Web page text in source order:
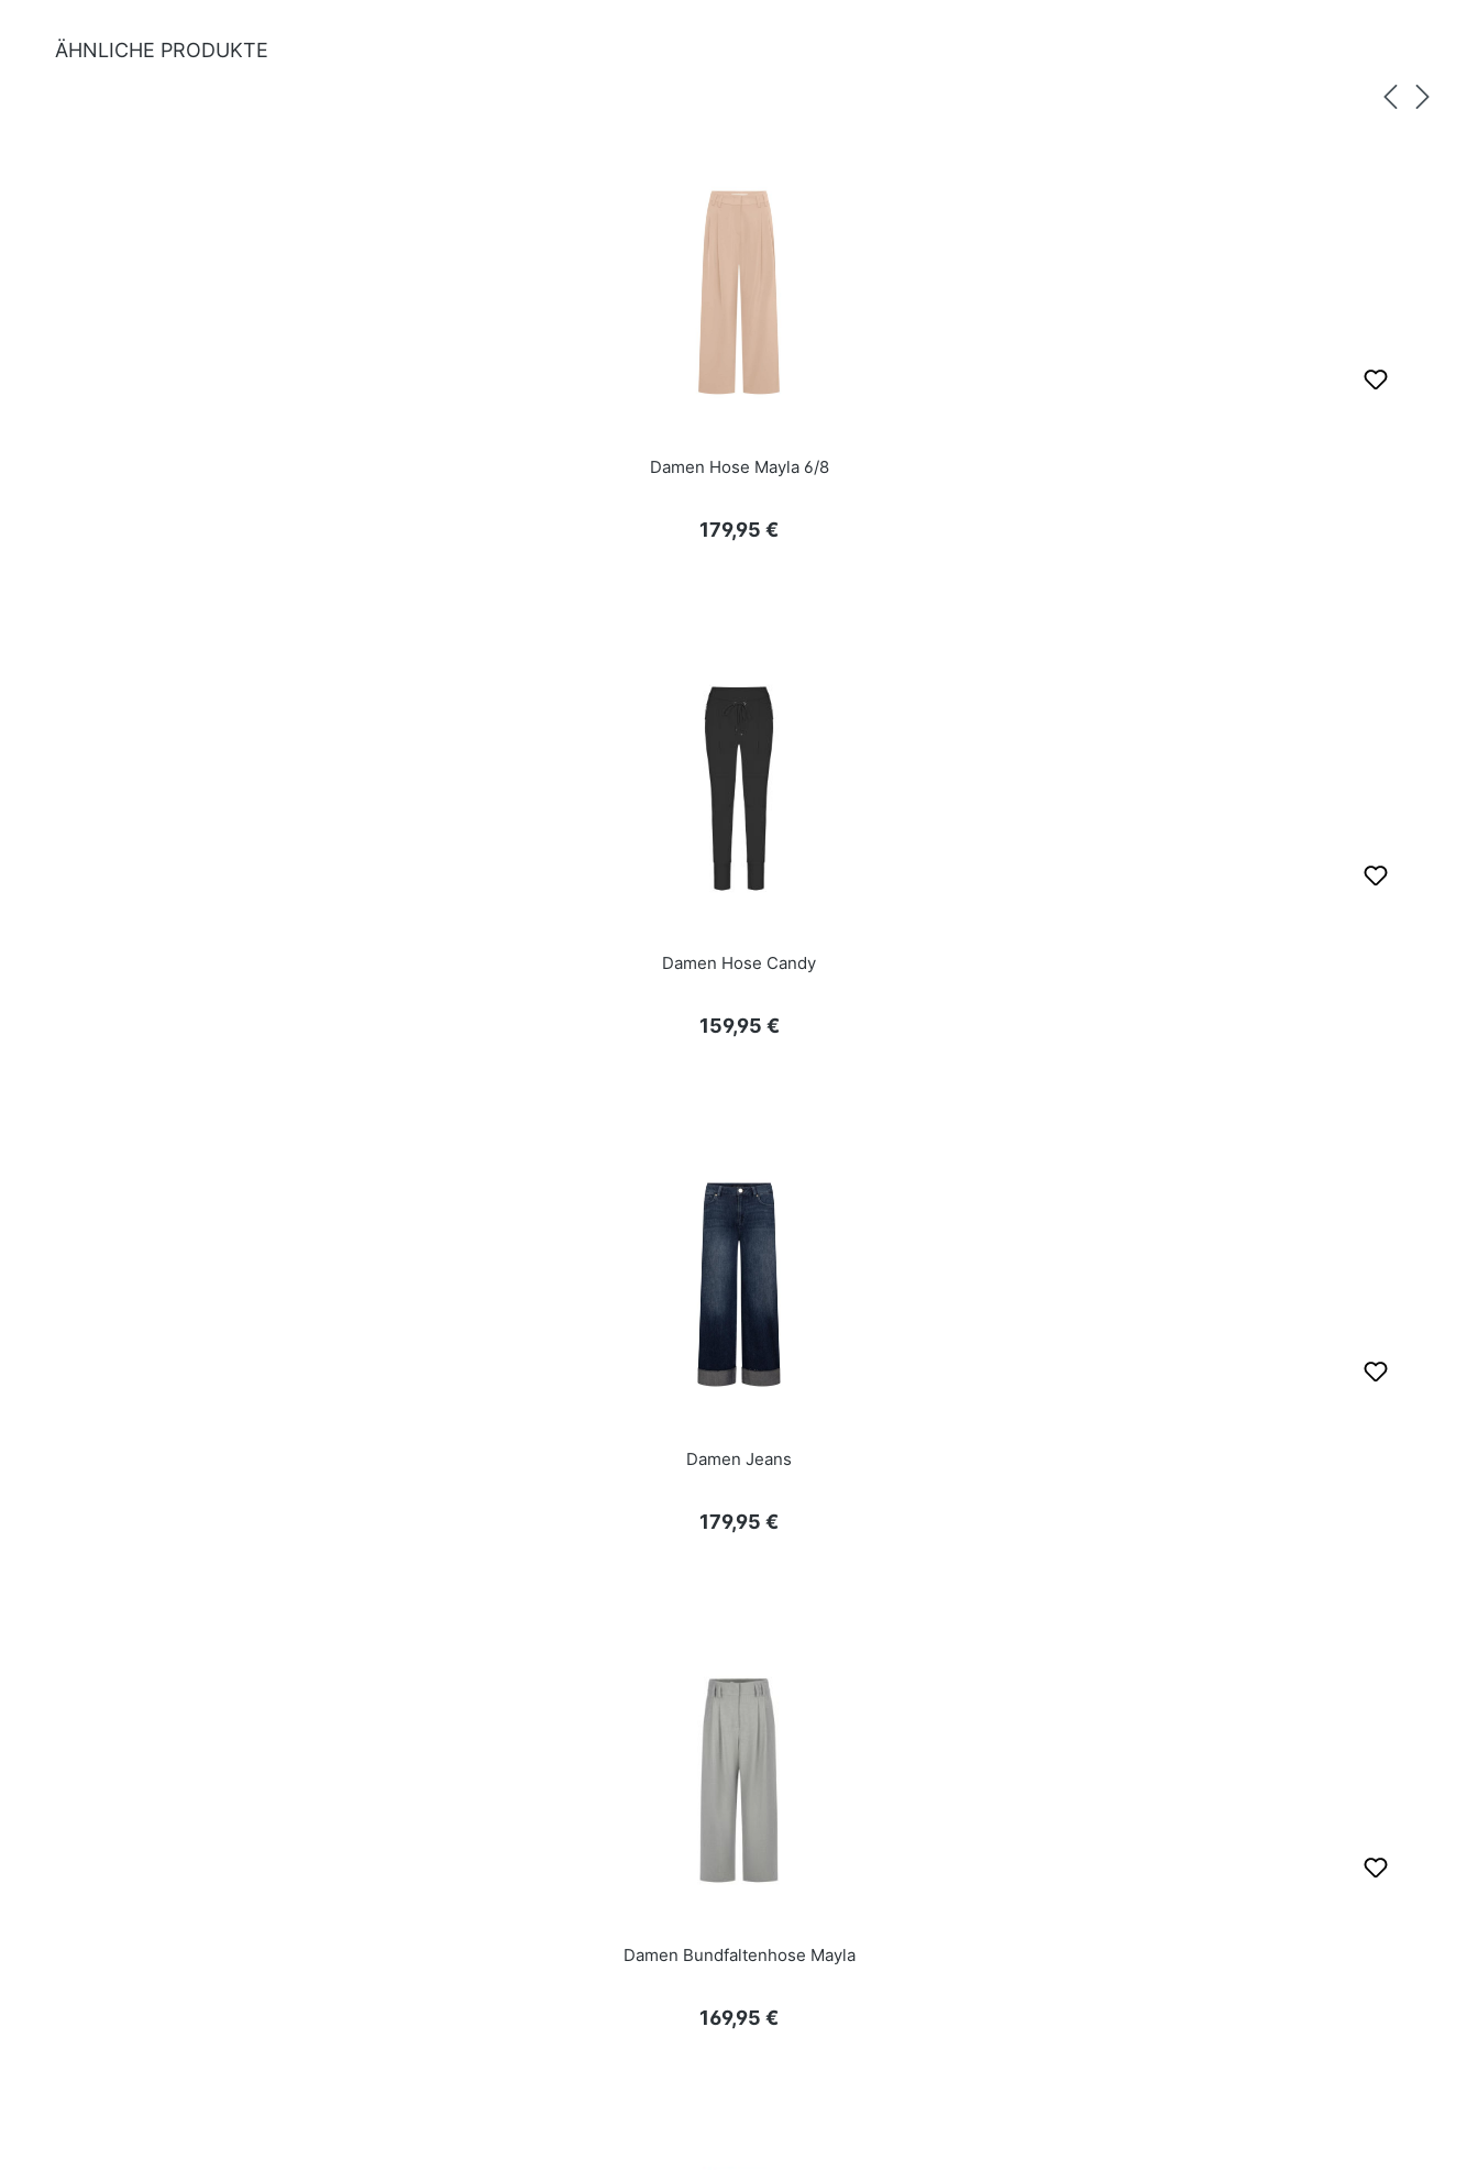
ÄHNLICHE PRODUKTE
Damen Hose Mayla 6/8
Regulärer Preis:
179,95 €
Damen Hose Candy
Regulärer Preis:
159,95 €
Damen Jeans
Regulärer Preis:
179,95 €
Damen Bundfaltenhose Mayla
Regulärer Preis:
169,95 €